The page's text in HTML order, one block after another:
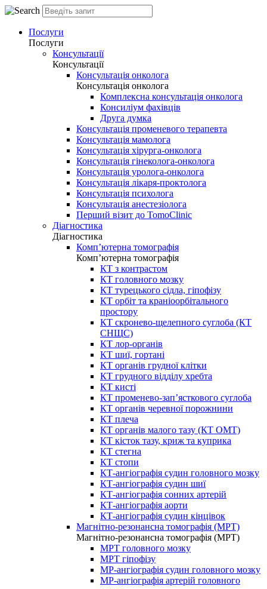
Послуги
Послуги
Консультації
Консультації
Консультація онколога
Консультація онколога
Комплексна консультація онколога
Консиліум фахівців
Друга думка
Консультація променевого терапевта
Консультація мамолога
Консультація хірурга-онколога
Консультація гінеколога-онколога
Консультація уролога-онколога
Консультація лікаря-проктолога
Консультація психолога
Консультація анестезіолога
Перший візит до TomoClinic
Діагностика
Діагностика
Комп’ютерна томографія
Комп’ютерна томографія
КТ з контрастом
КТ головного мозку
КТ турецького сідла, гіпофізу
КТ орбіт та краніоорбітального
простору
КТ скронево-щелепного суглоба (КТ
СНЩС)
КТ лор-органів
КТ шиї, гортані
КТ органів грудної клітки
КТ грудного відділу хребта
КТ кисті
КТ променево-зап’ясткового суглоба
КТ органів черевної порожнини
КТ плеча
КТ органів малого тазу (КТ ОМТ)
КТ кісток тазу, криж та куприка
КТ стегна
КТ стопи
КТ-ангіографія судин головного мозку
КТ-ангіографія судин шиї
КТ-ангіографія сонних артерій
КТ-ангіографія аорти
КТ-ангіографія судин кінцівок
Магнітно-резонансна томографія (МРТ)
Магнітно-резонансна томографія (МРТ)
МРТ головного мозку
МРТ гіпофізу
МР-ангіографія судин головного мозку
МР-ангіографія артерій головного